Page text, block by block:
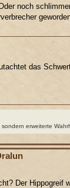
noch
das
erweiterte
Der